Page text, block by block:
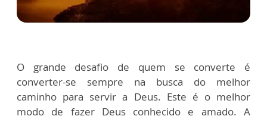
O grande desafio de quem se converte é
converter-se sempre na busca do melhor
caminho para servir a Deus. Este é o melhor
modo de fazer Deus conhecido e amado. A